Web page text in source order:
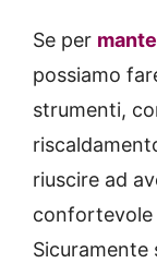
Se per
possiamo
strumenti,
riuscire ad
confortevole
Sicuramente